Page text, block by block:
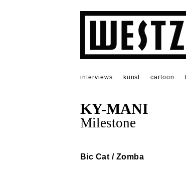
interviews kunst cartoon
KY-MANI
Milestone
Bic Cat / Zomba